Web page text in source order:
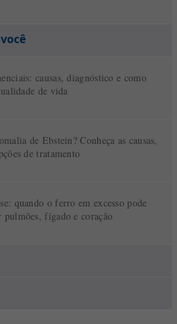
causas, diagnóstico e como
de vida
de Ebstein? Conheça as causas,
de tratamento
quando o ferro em excesso pode
pulmões, fígado e coração